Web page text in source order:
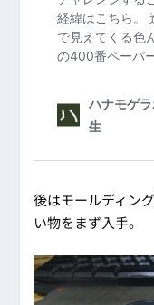
後はモールディン
い物をまず入手。